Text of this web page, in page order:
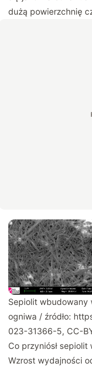
dużą powierzchnię
Sepiolit wbudowany
ogniwa / źródło:
023-31366-5, CC-
Co przyniósł
Wzrost wydajności